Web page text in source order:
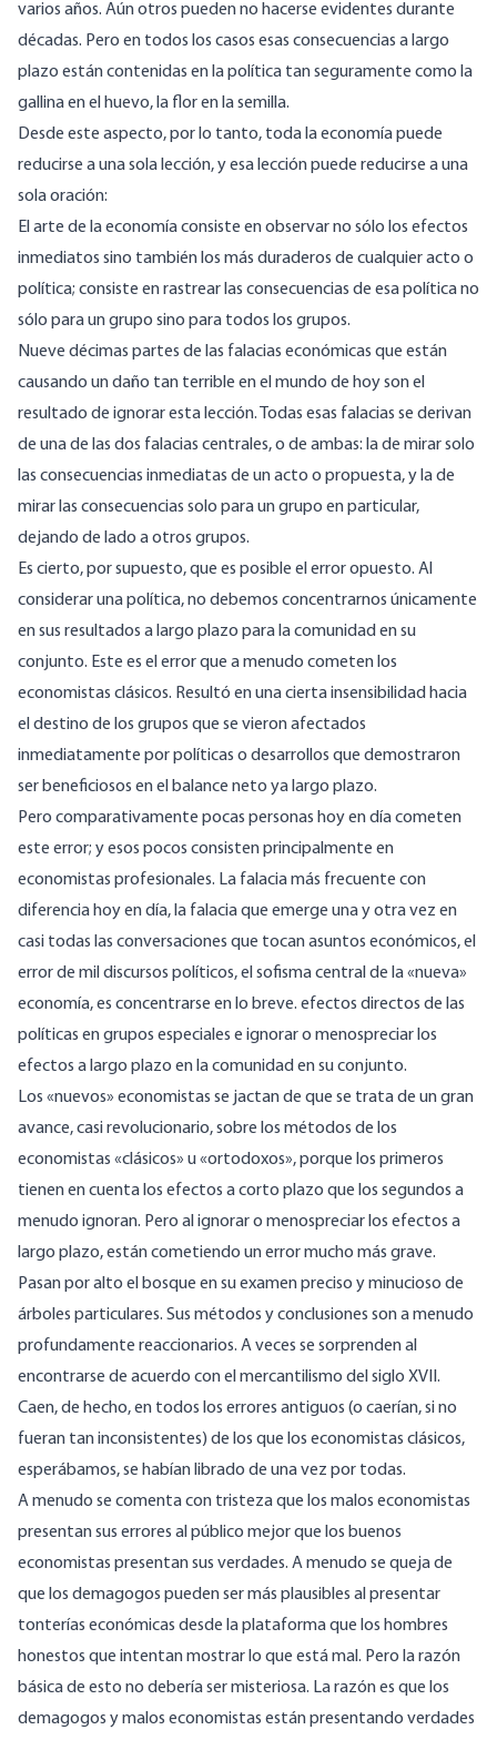
varios años. Aún otros pueden no hacerse evidentes durante
décadas. Pero en todos los casos esas consecuencias a largo
plazo están contenidas en la política tan seguramente como la
gallina en el huevo, la flor en la semilla.
Desde este aspecto, por lo tanto, toda la economía puede
reducirse a una sola lección, y esa lección puede reducirse a una
sola oración:
El arte de la economía consiste en observar no sólo los efectos
inmediatos sino también los más duraderos de cualquier acto o
política; consiste en rastrear las consecuencias de esa política no
sólo para un grupo sino para todos los grupos.
Nueve décimas partes de las falacias económicas que están
causando un daño tan terrible en el mundo de hoy son el
resultado de ignorar esta lección. Todas esas falacias se derivan
de una de las dos falacias centrales, o de ambas: la de mirar solo
las consecuencias inmediatas de un acto o propuesta, y la de
mirar las consecuencias solo para un grupo en particular,
dejando de lado a otros grupos.
Es cierto, por supuesto, que es posible el error opuesto. Al
considerar una política, no debemos concentrarnos únicamente
en sus resultados a largo plazo para la comunidad en su
conjunto. Este es el error que a menudo cometen los
economistas clásicos. Resultó en una cierta insensibilidad hacia
el destino de los grupos que se vieron afectados
inmediatamente por políticas o desarrollos que demostraron
ser beneficiosos en el balance neto ya largo plazo.
Pero comparativamente pocas personas hoy en día cometen
este error; y esos pocos consisten principalmente en
economistas profesionales. La falacia más frecuente con
diferencia hoy en día, la falacia que emerge una y otra vez en
casi todas las conversaciones que tocan asuntos económicos, el
error de mil discursos políticos, el sofisma central de la «nueva»
economía, es concentrarse en lo breve. efectos directos de las
políticas en grupos especiales e ignorar o menospreciar los
efectos a largo plazo en la comunidad en su conjunto.
Los «nuevos» economistas se jactan de que se trata de un gran
avance, casi revolucionario, sobre los métodos de los
economistas «clásicos» u «ortodoxos», porque los primeros
tienen en cuenta los efectos a corto plazo que los segundos a
menudo ignoran. Pero al ignorar o menospreciar los efectos a
largo plazo, están cometiendo un error mucho más grave.
Pasan por alto el bosque en su examen preciso y minucioso de
árboles particulares. Sus métodos y conclusiones son a menudo
profundamente reaccionarios. A veces se sorprenden al
encontrarse de acuerdo con el mercantilismo del siglo XVII.
Caen, de hecho, en todos los errores antiguos (o caerían, si no
fueran tan inconsistentes) de los que los economistas clásicos,
esperábamos, se habían librado de una vez por todas.
A menudo se comenta con tristeza que los malos economistas
presentan sus errores al público mejor que los buenos
economistas presentan sus verdades. A menudo se queja de
que los demagogos pueden ser más plausibles al presentar
tonterías económicas desde la plataforma que los hombres
honestos que intentan mostrar lo que está mal. Pero la razón
básica de esto no debería ser misteriosa. La razón es que los
demagogos y malos economistas están presentando verdades